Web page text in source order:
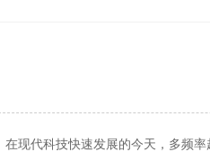
代科技快速发展的今天，多频率